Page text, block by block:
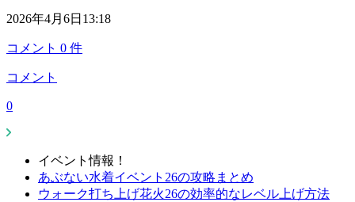
2026年4月6日13:18
コメント 0 件
コメント
0
イベント情報！
あぶない水着イベント26の攻略まとめ
ウォーク打ち上げ花火26の効率的なレベル上げ方法